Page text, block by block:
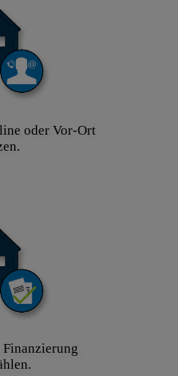
oder Vor-Ort